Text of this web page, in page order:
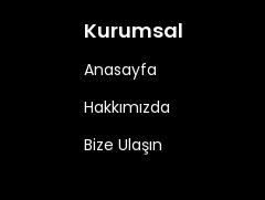
Kurumsal
Anasayfa
Hakkımızda
Bize Ulaşın